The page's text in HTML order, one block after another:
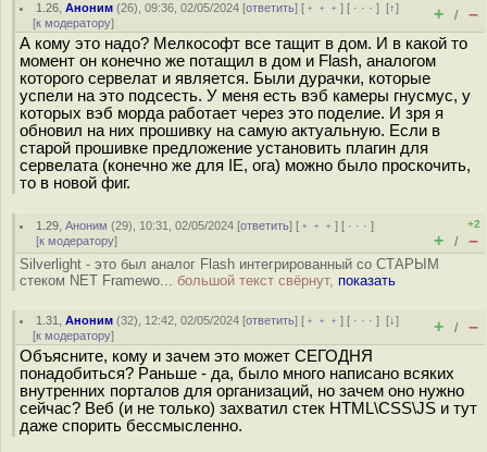
1.26 ,Аноним (26), 09:36, 02/05/2024 [ответить] [ ﹢﹢﹢] [ · · ·][↑]
[к модератору] + / –
А кому это надо? Мелкософт все тащит в дом. И в какой то
момент он конечно же потащил в дом и Flash, аналогом
которого сервелат и является. Были дурачки, которые
успели на это подсесть. У меня есть вэб камеры гнусмус, у
которых вэб морда работает через это поделие. И зря я
обновил на них прошивку на самую актуальную. Если в
старой прошивке предложение установить плагин для
сервелата (конечно же для IE, ога) можно было проскочить,
то в новой фиг.
1.29 ,Аноним (29), 10:31, 02/05/2024 [ответить] [ ﹢﹢﹢] [ · · ·]
[к модератору]
+2
+ / –
Silverlight - это был аналог Flash интегрированный со СТАРЫМ
стеком NET Framewo... большой текст свёрнут, показать
1.31 ,Аноним (32), 12:42, 02/05/2024 [ответить] [ ﹢﹢﹢] [ · · ·][↓]
[к модератору] + / –
Объясните, кому и зачем это может СЕГОДНЯ
понадобиться? Раньше - да, было много написано всяких
внутренних порталов для организаций, но зачем оно нужно
сейчас? Веб (и не только) захватил стек HTML\CSS\JS и тут
даже спорить бессмысленно.